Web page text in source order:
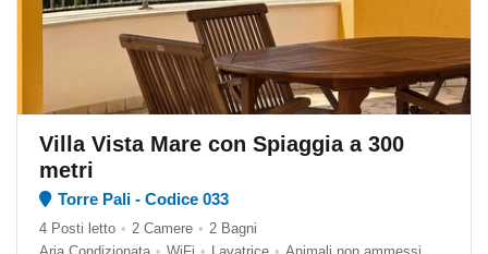
Villa Vista Mare con Spiaggia a 300
metri
Torre Pali - Codice 033
4 Posti letto • 2 Camere • 2 Bagni